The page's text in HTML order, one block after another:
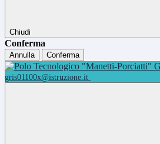
Chiudi
Conferma
Annulla Conferma
gris01100x@istruzione.it